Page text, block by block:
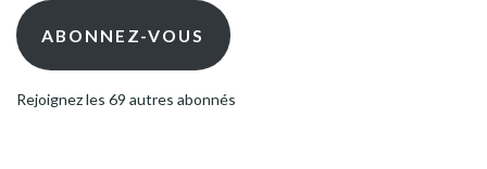
mail ABONNEZ-VOUS
Rejoignez les 69 autres abonnés